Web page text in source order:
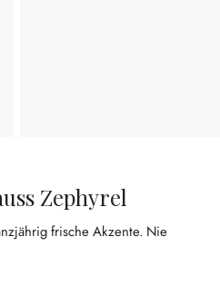
Zephyrel
frische Akzente. Nie